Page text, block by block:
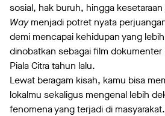
sosial, hak buruh, hingga kesetaraan
Waymenjadi potret nyata
demi mencapai kehidupan yang
dinobatkan sebagai film
Piala Citra tahun lalu.
Lewat beragam kisah, kamu bisa
lokalmu sekaligus mengenal lebih
fenomena yang terjadi di